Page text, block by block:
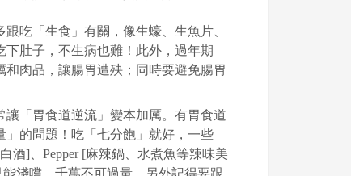
吃「生食」有關，像生蠔、生魚片、
肚子，不生病也難！此外，過年期
肉品，讓腸胃遭殃；同時要避免腸胃
「胃食道逆流」變本加厲。有胃食道
的問題！吃「七分飽」就好，一些
酒]、Pepper [麻辣鍋、水煮魚等辣味美
淺嚐，千萬不可過量。另外記得要跟